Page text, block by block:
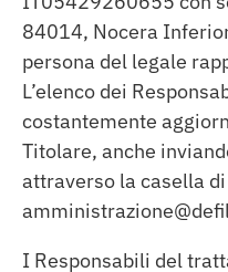
84014, Nocera
persona del legale
L’elenco dei
costantemente
Titolare, anche
attraverso la casella
I Responsabili del